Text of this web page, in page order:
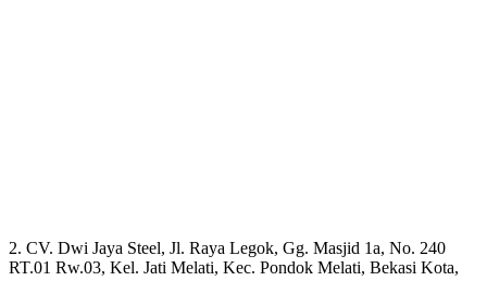
2. CV. Dwi Jaya Steel, Jl. Raya Legok, Gg. Masjid 1a, No. 240
RT.01 Rw.03, Kel. Jati Melati, Kec. Pondok Melati, Bekasi Kota,